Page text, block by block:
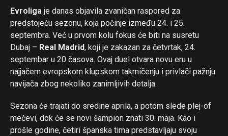
Evroliga je danas objavila zvaničan raspored za
predstojeću sezonu, koja počinje između 24. i 25.
septembra. Već u prvom kolu fokus će biti na susretu
Dubaj – Real Madrid, koji je zakazan za četvrtak, 24.
septembar u 20 časova. Ovaj duel otvara novu eru u
najjačem evropskom klupskom takmičenju i privlači pažnju
navijača zbog nekoliko zanimljivih detalja.
Sezona će trajati do sredine aprila, a potom slede plej-of
mečevi, dok će se novi šampion znati 30. maja. Kao i
prošle godine, četiri španska tima predstavljaju svoju